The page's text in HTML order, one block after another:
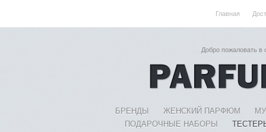
Главная
Добро пожаловать
БРЕНДЫ ЖЕНСКИЙ ПАРФЮМ
ПОДАРОЧНЫЕ НАБОРЫ